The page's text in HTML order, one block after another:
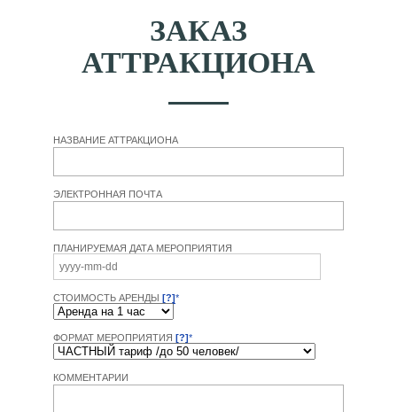
ЗАКАЗ
АТТРАКЦИОНА
НАЗВАНИЕ АТТРАКЦИОНА
ЭЛЕКТРОННАЯ ПОЧТА
ПЛАНИРУЕМАЯ ДАТА МЕРОПРИЯТИЯ
СТОИМОСТЬ АРЕНДЫ [?]*
ФОРМАТ МЕРОПРИЯТИЯ [?]*
КОММЕНТАРИИ